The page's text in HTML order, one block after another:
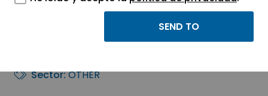
LABORATORIO
GENERFARMA SL
Sector:OTHER